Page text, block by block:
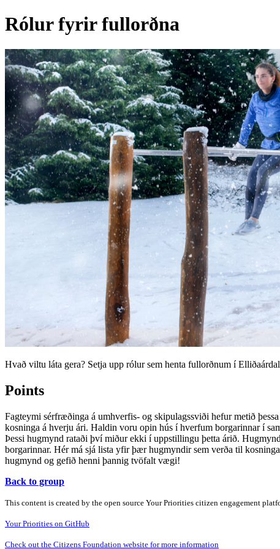
Rólur fyrir fullorðna
Hvað viltu láta gera? Setja upp rólur sem henta fullorðnum í
Points
Fagteymi sérfræðinga á umhverfis- og skipulagssviði hefur metið
kosninga á hverju ári. Haldin voru opin hús í hverfum borgarinnar í
Þessi hugmynd rataði því miður ekki í uppstillingu þetta árið.
borgarinnar. Hér má sjá lista yfir þær hugmyndir sem verða til
hugmynd og gefið henni þannig tvöfalt vægi!
Back to group
This content is created by the open source Your Priorities citizen engagement
Your Priorities on GitHub
Check out the Citizens Foundation website for more information